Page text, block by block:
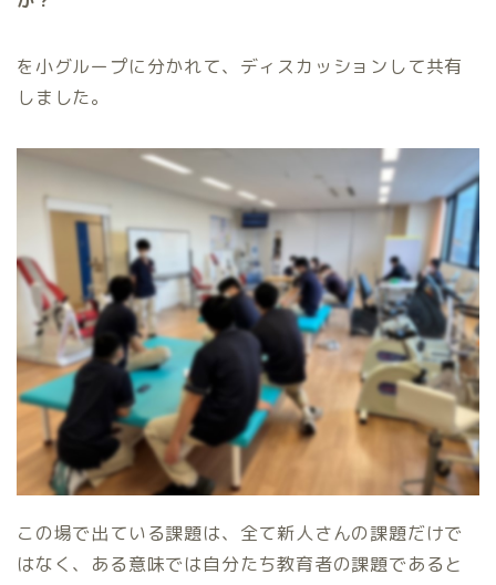
を小グループに分かれて、ディスカッションして共有
しました。
この場で出ている課題は、全て新人さんの課題だけで
はなく、ある意味では自分たち教育者の課題であると